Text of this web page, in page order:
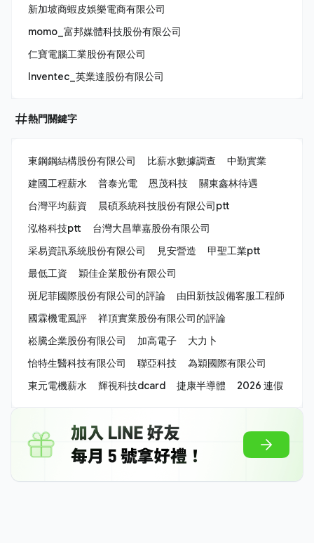
新加坡商蝦皮娛樂電商有限公司
momo_富邦媒體科技股份有限公司
仁寶電腦工業股份有限公司
Inventec_英業達股份有限公司
熱門關鍵字
東鋼鋼結構股份有限公司 比薪水數據調查
中勤實業
建國工程薪水
普泰光電 恩茂科技
關東鑫林待遇
台灣平均薪資
晨碩系統科技股份有限公司ptt
泓格科技ptt
台灣大昌華嘉股份有限公司
采易資訊系統股份有限公司
見安營造
甲聖工業ptt
最低工資
穎佳企業股份有限公司
斑尼菲國際股份有限公司的評論
由田新技設備客服工程師
國霖機電風評
祥頂實業股份有限公司的評論
崧騰企業股份有限公司
加高電子
大力卜
怡特生醫科技有限公司
聯亞科技
為穎國際有限公司
東元電機薪水
輝視科技dcard 捷康半導體 2026 連假